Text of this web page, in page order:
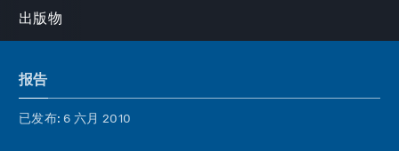
出版物
报告
已发布: 6 六月 2010